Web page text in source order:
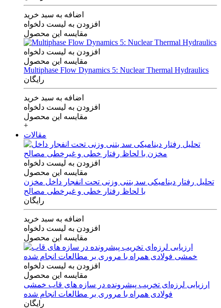
اضافه به سبد خرید
افزودن به لیست دلخواه
مقایسه این محصول
افزودن به لیست دلخواه
مقایسه این محصول
Multiphase Flow Dynamics 5: Nuclear Thermal Hydraulics
رایگان
اضافه به سبد خرید
افزودن به لیست دلخواه
مقایسه این محصول
+
مقالات
افزودن به لیست دلخواه
مقایسه این محصول
تحلیل رفتار دینامیکی سد بتنی وزنی تحت انفجار داخل مخزن
با لحاظ رفتار خطی و غیرخطی مصالح
رایگان
اضافه به سبد خرید
افزودن به لیست دلخواه
مقایسه این محصول
افزودن به لیست دلخواه
مقایسه این محصول
ارزیابی لرزه‌ای تخریب پیشرونده در سازه های قاب خمشی
فولادی همراه با مروری بر مطالعات انجام شده
رایگان